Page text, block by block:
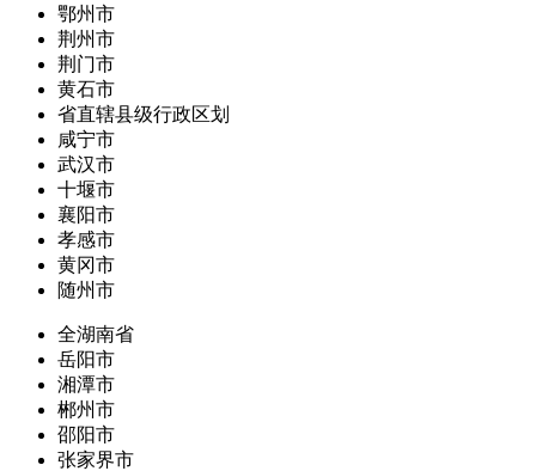
鄂州市
荆州市
荆门市
黄石市
省直辖县级行政区划
咸宁市
武汉市
十堰市
襄阳市
孝感市
黄冈市
随州市
全湖南省
岳阳市
湘潭市
郴州市
邵阳市
张家界市